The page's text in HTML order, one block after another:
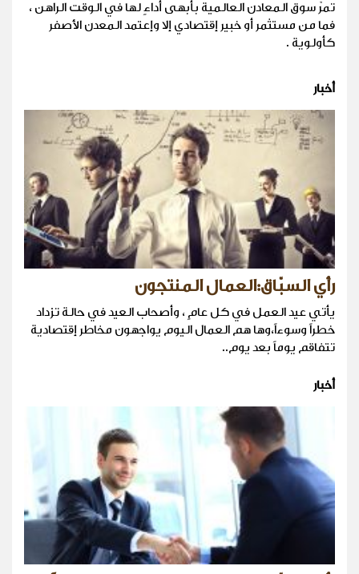
تمرّ سوق المعادن العالمية بأبهى أداءٍ لها في الوقت الراهن ،
فما من مستثمر أو خبير إقتصادي إلا وإعتمد المعدن الأصفر
كأولوية .
أخبار
رأي السبّاق:العمال المنتجون
يأتي عيد العمل في كل عامٍ ، وأصحاب العيد في حالة تزداد
خطراً وسوءاً،وها هم العمال اليوم يواجهون مخاطر إقتصادية
تتفاقم يوماً بعد يوم..
أخبار